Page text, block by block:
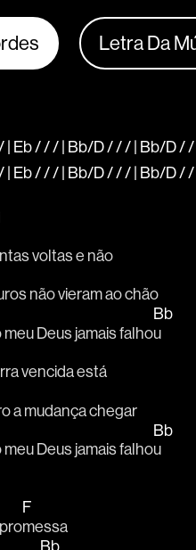
Letra Da
/ | Eb / / / | Bb/D / / / | Bb/D / /
| Eb / / / | Bb/D / / / | Bb/D / /
voltas e não
não vieram ao chão
meu Deus jamais falho
Bb
u
vencida está
a mudança chegar
o meu Deus jamais falho
Bb
u
pro
F
messa
Bb